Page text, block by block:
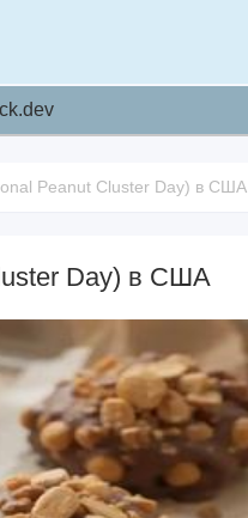
Peanut Cluster Day) в США
Day) в США